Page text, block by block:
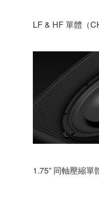
LF & HF 單體（
1.75” 同軸壓縮單